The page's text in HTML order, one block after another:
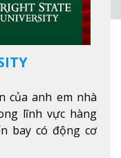
của anh em nhà
lĩnh vực hàng
bay có động cơ